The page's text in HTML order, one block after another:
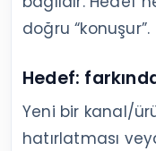
doğru “konuşur”.
Hedef:
Yeni bir kanal/
hatırlatması